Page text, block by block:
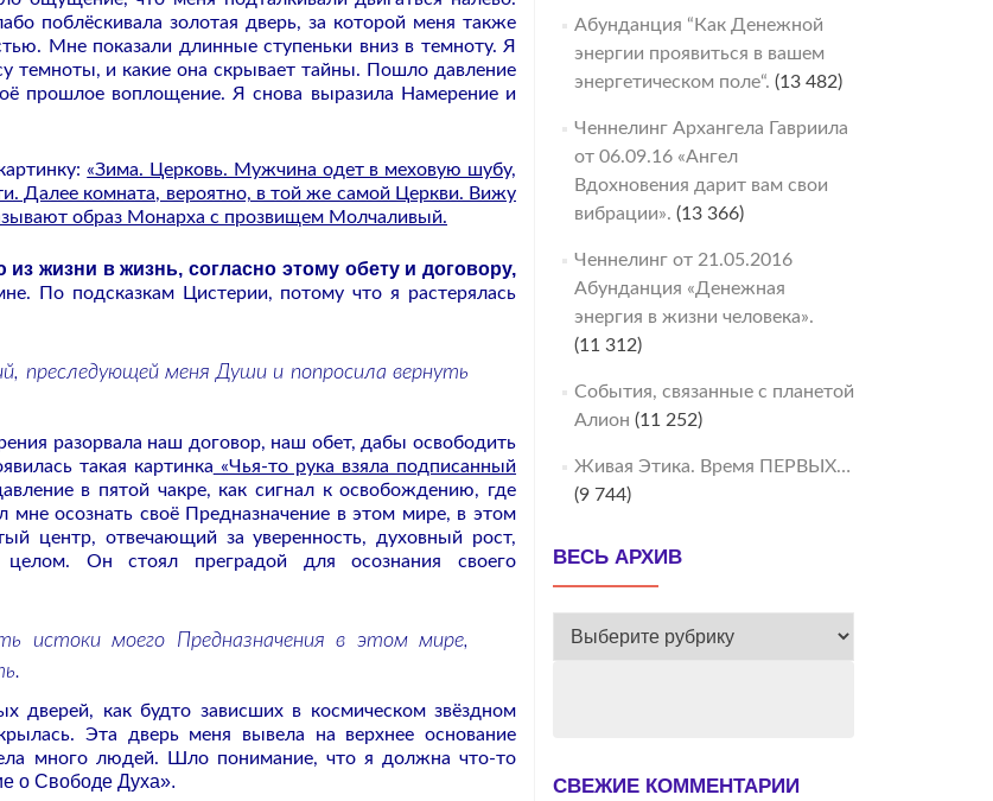
поблёскивала золотая дверь, за которой меня также
Мне показали длинные ступеньки вниз в темноту. Я
темноты, и какие она скрывает тайны. Пошло давление
прошлое воплощение. Я снова выразила Намерение и
«Зима. Церковь. Мужчина одет в меховую шубу,
Далее комната, вероятно, в той же самой Церкви. Вижу
образ Монарха с прозвищем Молчаливый.
жизни в жизнь, согласно этому обету и договору,
По подсказкам Цистерии, потому что я растерялась
преследующей меня Души и попросила вернуть
разорвала наш договор, наш обет, дабы освободить
такая картинка «Чья-то рука взяла подписанный
в пятой чакре, как сигнал к освобождению, где
осознать своё Предназначение в этом мире, в этом
центр, отвечающий за уверенность, духовный рост,
Он стоял преградой для осознания своего
истоки моего Предназначения в этом мире,
дверей, как будто зависших в космическом звёздном
Эта дверь меня вывела на верхнее основание
много людей. Шло понимание, что я должна что-то
о Свободе Духа».
Абунданция “Как Денежной
энергии проявиться в вашем
энергетическом поле“. (13 482)
Ченнелинг Архангела Гавриила
от 06.09.16 «Ангел
Вдохновения дарит вам свои
вибрации». (13 366)
Ченнелинг от 21.05.2016
Абунданция «Денежная
энергия в жизни человека».
(11 312)
События, связанные с планетой
Алион (11 252)
Живая Этика. Время ПЕРВЫХ…
(9 744)
ВЕСЬ АРХИВ
ВЕСЬ
СВЕЖИЕ КОММЕНТАРИИ